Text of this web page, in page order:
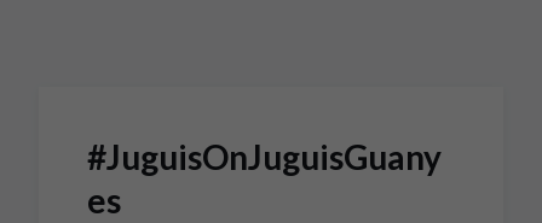
#‎JuguisOnJuguisGuany
es